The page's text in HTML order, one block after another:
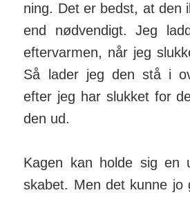
ning. Det er bedst, at den
end nød­ven­digt. Jeg
efter­varmen, når jeg
Så lader jeg den stå i
efter jeg har slukket for
den ud.
Kagen kan holde sig
skabet. Men det kunne jo